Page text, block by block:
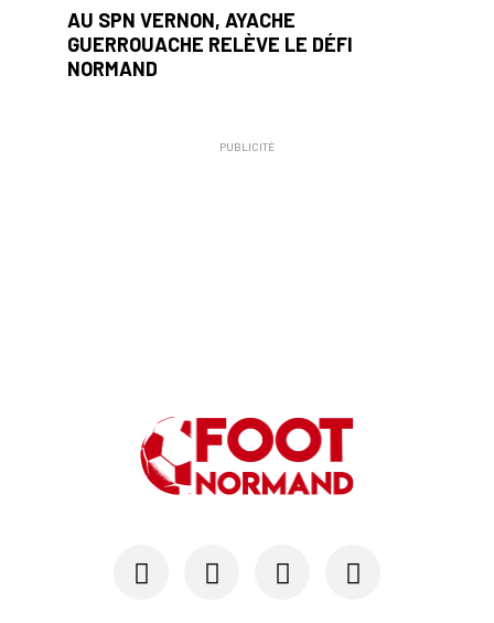
AU SPN VERNON, AYACHE
GUERROUACHE RELÈVE LE DÉFI
NORMAND
PUBLICITÉ